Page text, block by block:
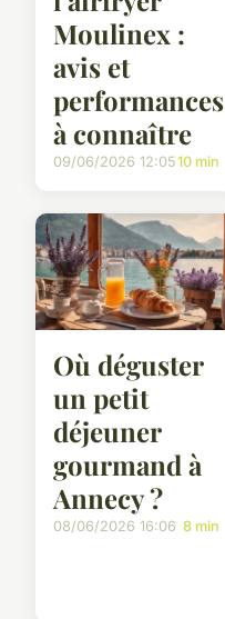
Moulinex :
avis et
performances
à connaître
09/06/2026 12:0510 min
Où déguster
un petit
déjeuner
gourmand à
Annecy ?
08/06/2026 16:06 8 min